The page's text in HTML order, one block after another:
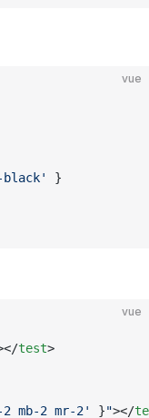
vue
}
vue
test>
mb-2 mr-2' }"></